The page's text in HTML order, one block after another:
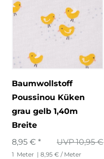
Baumwollstoff
Poussinou Küken
grau gelb 1,40m
Breite
UVP 10,95 €
8,95 € *
1 Meter | 8,95 € / Meter